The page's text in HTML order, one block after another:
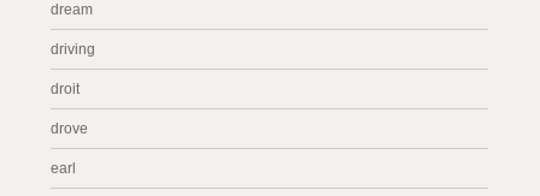
dream
driving
droit
drove
earl